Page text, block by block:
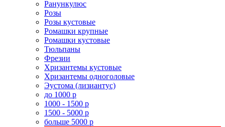
Ранункулюс
Розы
Розы кустовые
Ромашки крупные
Ромашки кустовые
Тюльпаны
Фрезии
Хризантемы кустовые
Хризантемы одноголовые
Эустома (лизиантус)
до 1000 р
1000 - 1500 р
1500 - 5000 р
больше 5000 р